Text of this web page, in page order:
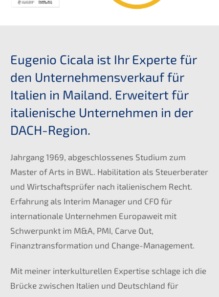
Eugenio Cicala ist Ihr Experte für
den Unternehmensverkauf für
Italien in Mailand. Erweitert für
italienische Unternehmen in der
DACH-Region.
Jahrgang 1969, abgeschlossenes Studium zum
Master of Arts in BWL. Habilitation als Steuerberater
und Wirtschaftsprüfer nach italienischem Recht.
Erfahrung als Interim Manager und CFO für
internationale Unternehmen Europaweit mit
Schwerpunkt im M&A, PMI, Carve Out,
Finanztransformation und Change-Management.
Mit meiner interkulturellen Expertise schlage ich die
Brücke zwischen Italien und Deutschland für